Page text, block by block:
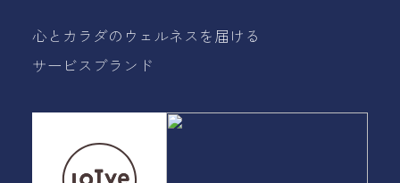
心とカラダのウェルネスを届ける
サービスブランド